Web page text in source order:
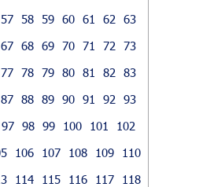
57 58 59 60 61 62
63
67 68 69 70 71 72
73
77 78 79 80 81 82
83
87 88 89 90 91 92
93
97 98 99 100 101
102
106 107 108 109
110
114 115 116 117
118